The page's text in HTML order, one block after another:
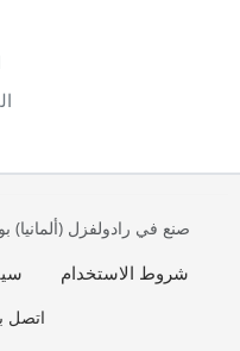
صنع في رادولفزل (ألمانيا)
شروط الاستخدام
اتصل